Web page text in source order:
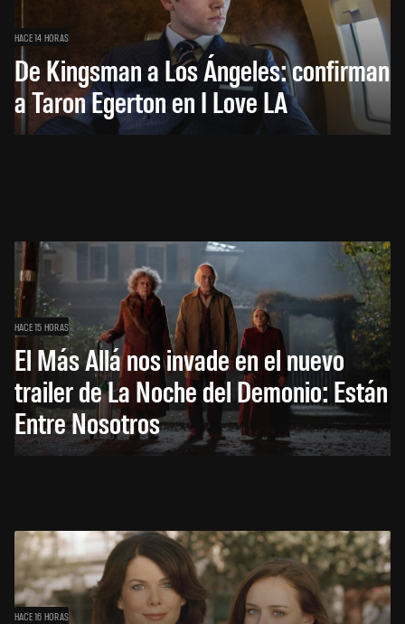
HACE 14 HORAS
De Kingsman a Los Ángeles: confirman
a Taron Egerton en I Love LA
HACE 15 HORAS
El Más Allá nos invade en el nuevo
trailer de La Noche del Demonio: Están
Entre Nosotros
HACE 16 HORAS